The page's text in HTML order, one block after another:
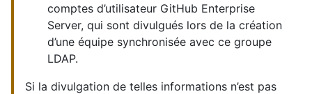
comptes d’utilisateur GitHub Enterprise
Server, qui sont divulgués lors de la création
d’une équipe synchronisée avec ce groupe
LDAP.
Si la divulgation de telles informations n’est pas